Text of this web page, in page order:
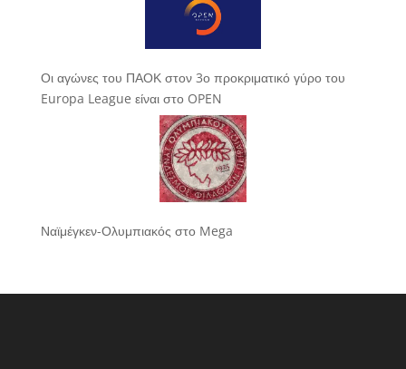
Οι αγώνες του ΠΑΟΚ στον 3ο προκριματικό γύρο του
Europa League είναι στο OPEN
Ναϊμέγκεν-Ολυμπιακός στο Mega